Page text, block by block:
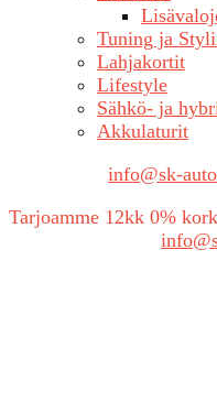
Tuning ja
Lahjakortit
Lifestyle
Sähkö- ja
Akkulaturit
info@sk-
Tarjoamme 12kk 0%